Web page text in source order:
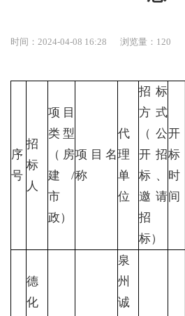
时间：2024-04-08 16:28 浏览量： 120
序
号
招
标
人
项目
类型
（房
建/
市
政）
项目名
称
代
理
单
位
招标
方式
（公
开招
标、
邀请
招
标）
开
标
时
间
德
化
泉
州
诚